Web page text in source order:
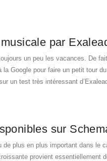
par
un peu les vacances. De
la Google pour faire un petit tour
un test très intéressant
sur
plus en plus important dans le
provient essentiellement